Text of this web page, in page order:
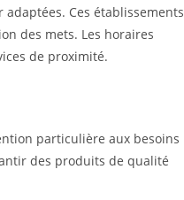
Ces établissements
des mets. Les horaires
de proximité.
particulière aux besoins
des produits de qualité